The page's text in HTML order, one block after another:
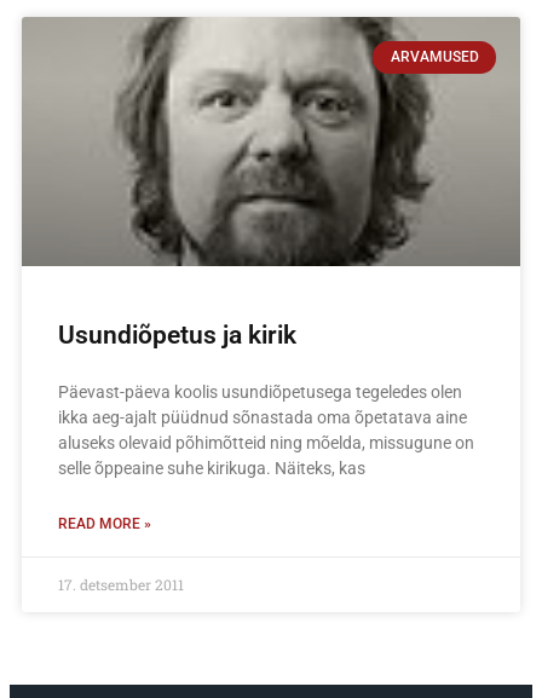
ARVAMUSED
Usundiõpetus ja kirik
Päevast-päeva koolis usundiõpetusega tegeledes olen
ikka aeg-ajalt püüdnud sõnastada oma õpetatava aine
aluseks olevaid põhimõtteid ning mõelda, missugune on
selle õppeaine suhe kirikuga. Näiteks, kas
READ MORE »
17. detsember 2011